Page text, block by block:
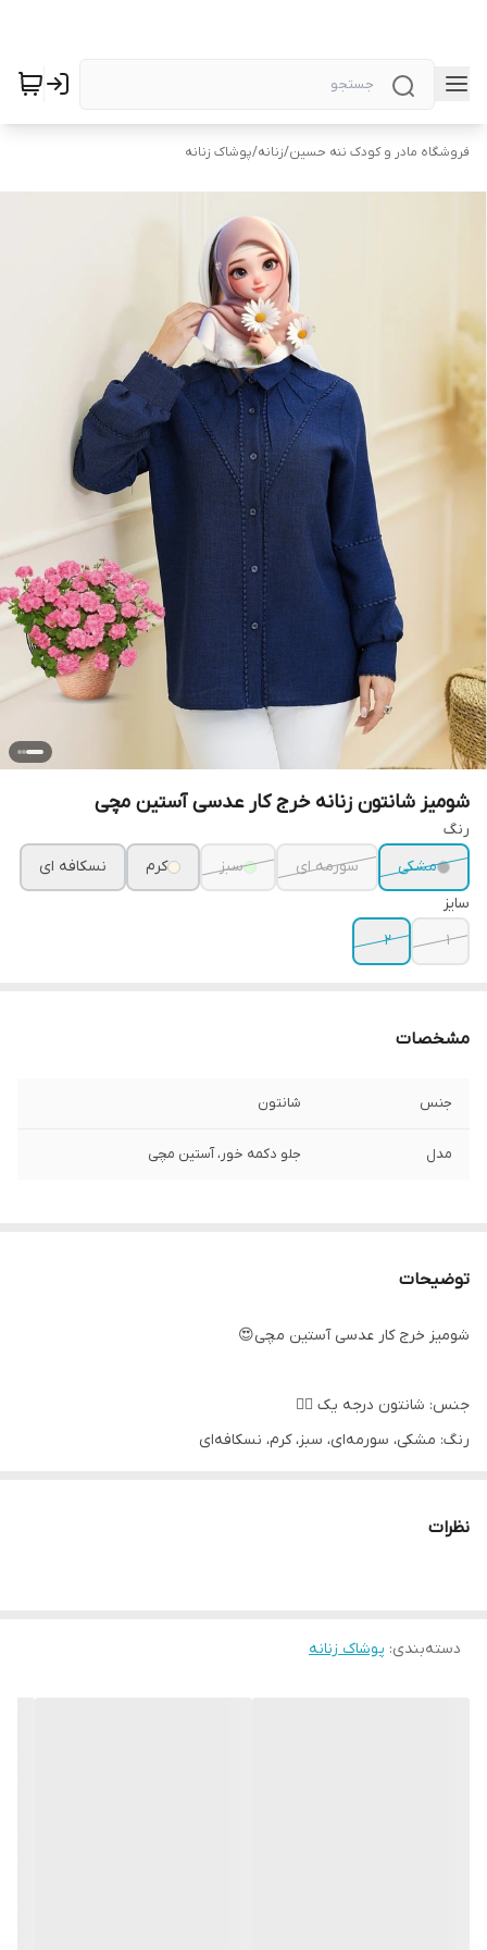
فروشگاه مادر و کودک ننه حسین/زنانه/پوشاک زنانه
شومیز شانتون زنانه خرج کار عدسی آستین مچی
رنگ
مشکی
سورمه ای سبز کرم
نسکافه ای
سایز
۱
۲
مشخصات
جنس شانتون
مدل جلو دکمه خور، آستین مچی
توضیحات
شومیز خرج کار عدسی آستین مچی😍
جنس: شانتون درجه یک 👌🏻
رنگ: مشکی، سورمه‌ای، سبز، کرم، نسکافه‌ای
سایز۱: پهنا ۵۱، آستین ۵۸، قدشومیز ۷۵
نظرات
دسته‌بندی: پوشاک زنانه